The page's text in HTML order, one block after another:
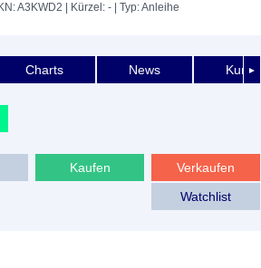
A3KWD2 | Kürzel: - | Typ: Anleihe
►
Charts News
Verkaufen
Kaufen
Watchlist